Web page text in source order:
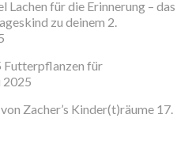
Lachen für die Erinnerung – das
zu deinem 2.
Futterpflanzen für
2025
Zacher’s Kinder(t)räume 17.